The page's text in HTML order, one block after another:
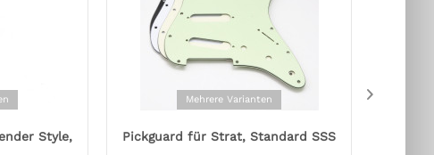
Style,
Mehrere Varianten
Pickguard für Strat, Standard SSS